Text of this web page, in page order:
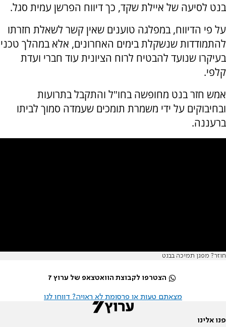
בנט לסיעה של איילת שקד, כך דיווח הפרשן עמית סגל.
על פי הדיווח, במפלגה טוענים שאין קשר לשאלת חזרתו
להתמודדות שנשקלת בימים האחרונים, אלא במהלך טכני
בעיקרו שנועד להבטיח לרוח הציונית עוד חברי ועדת
קלפי.
אמש חזר בנט מחופשה בחו"ל והתקבל בתרועות
ובחיבוקים על ידי משמרת תומכים שעמדה סמוך לביתו
ברעננה.
חוזר? מפגן תמיכה בבנט
הצטרפו לקבוצת הוואטצאפ של ערוץ 7
מצאתם טעות או פרסומת לא ראויה? דווחו לנו
פנו אלינו